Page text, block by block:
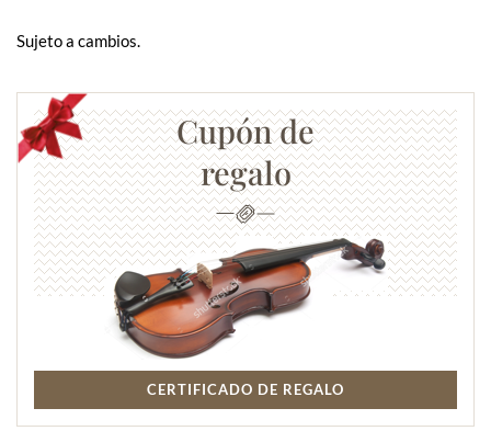
Sujeto a cambios.
Cupón de
regalo
CERTIFICADO DE REGALO